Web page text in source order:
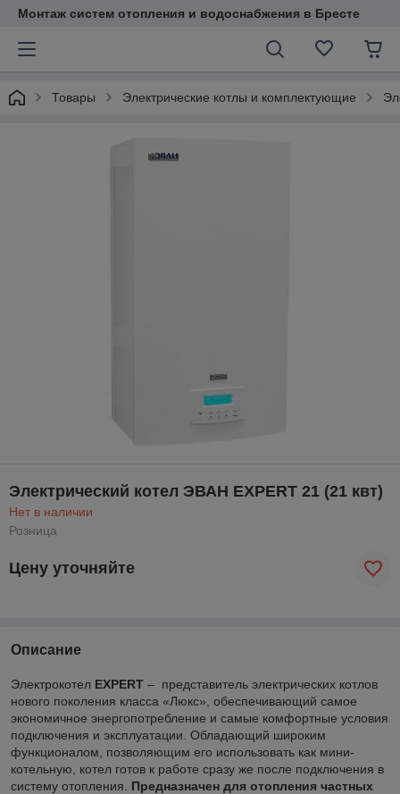
Монтаж систем отопления и водоснабжения в Бресте
Товары Электрические котлы и комплектующие
Электрический котел ЭВАН EXPERT 21 (21 квт)
Нет в наличии
Розница
Цену уточняйте
Описание
Электрокотел EXPERT – представитель электрических котлов
нового поколения класса «Люкс», обеспечивающий самое
экономичное энергопотребление и самые комфортные условия
подключения и эксплуатации. Обладающий широким
функционалом, позволяющим его использовать как мини-
котельную, котел готов к работе сразу же после подключения в
систему отопления. Предназначен для отопления частных